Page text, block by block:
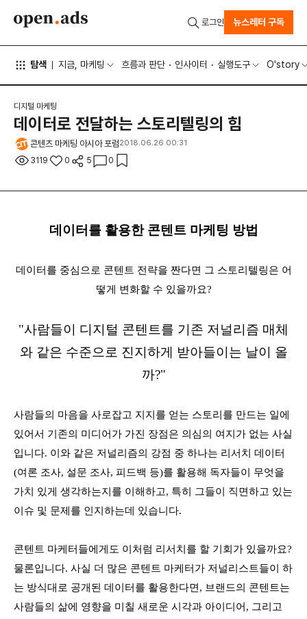
탐색 지금, 마케팅 흐름과 판단 인사이터 실행도구 O'story
로그인 뉴스레터 구독
디지털 마케팅
데이터로 전달하는 스토리텔링의 힘
콘텐츠 마케팅 아시아 포럼2018.06.26 00:31
3119 0 5 0
데이터를 활용한 콘텐트 마케팅 방법
데이터를 중심으로 콘텐트 전략을 짠다면 그 스토리텔링은 어
떻게 변화할 수 있을까요?
"사람들이 디지털 콘텐트를 기존 저널리즘 매체
와 같은 수준으로 진지하게 받아들이는 날이 올
까?"
사람들의 마음을 사로잡고 지지를 얻는 스토리를 만드는 일에
있어서 기존의 미디어가 가진 장점은 의심의 여지가 없는 사실
입니다. 이와 같은 저널리즘의 강점 중 하나는 리서치 데이터
(여론 조사, 설문 조사, 피드백 등)를 활용해 독자들이 무엇을
가치 있게 생각하는지를 이해하고, 특히 그들이 직면하고 있는
이슈 및 문제를 인지하는데 있습니다.
콘텐트 마케터들에게도 이처럼 리서치를 할 기회가 있을까요?
물론입니다. 사실 더 많은 콘텐트 마케터가 저널리스트들이 하
는 방식대로 공개된 데이터를 활용한다면, 브랜드의 콘텐트는
사람들의 삶에 영향을 미칠 새로운 시각과 아이디어, 그리고